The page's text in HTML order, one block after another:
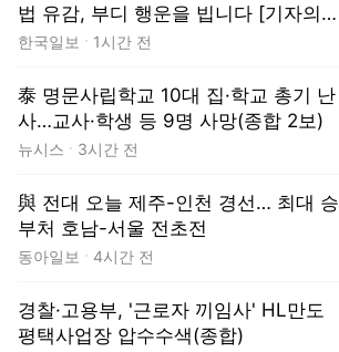
법 유감, 부디 행운을 빕니다 [기자의
눈]
한국일보 1시간 전
泰 명문사립학교 10대 집·학교 총기 난
사…교사·학생 등 9명 사망(종합 2보)
뉴시스 3시간 전
與 전대 오늘 제주-인천 경선… 최대 승
부처 호남-서울 전초전
동아일보 4시간 전
경찰·고용부, '근로자 끼임사' HL만도
평택사업장 압수수색(종합)